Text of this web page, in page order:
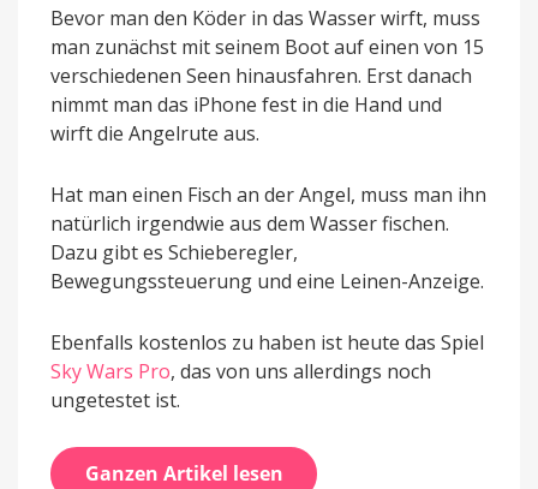
Bevor man den Köder in das Wasser wirft, muss
man zunächst mit seinem Boot auf einen von 15
verschiedenen Seen hinausfahren. Erst danach
nimmt man das iPhone fest in die Hand und
wirft die Angelrute aus.
Hat man einen Fisch an der Angel, muss man ihn
natürlich irgendwie aus dem Wasser fischen.
Dazu gibt es Schieberegler,
Bewegungssteuerung und eine Leinen-Anzeige.
Ebenfalls kostenlos zu haben ist heute das Spiel
Sky Wars Pro, das von uns allerdings noch
ungetestet ist.
Ganzen Artikel lesen